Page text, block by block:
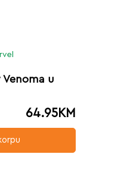
u
64.95KM